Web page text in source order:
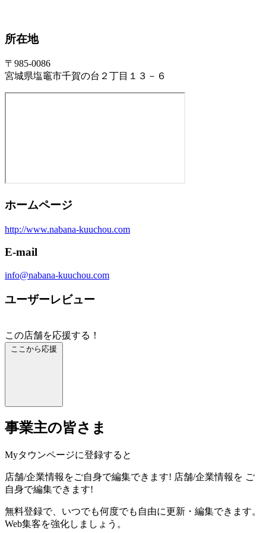
所在地
〒985-0086
宮城県塩竈市千賀の台２丁目１３－６
ホームページ
http://www.nabana-kuuchou.com
E-mail
info@nabana-kuuchou.com
ユーザーレビュー
この店舗を応援する！
ここから応援
事業主の皆さま
Myタウンページに登録すると
店舗/企業情報をご自身で編集できます! 店舗/企業情報を ご
自身で編集できます!
無料登録で、いつでも何度でも自由に更新・編集できます。
Web集客を強化しましょう。